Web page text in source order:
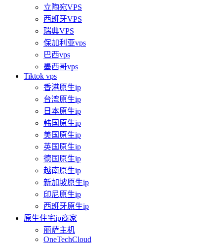
立陶宛VPS
西班牙VPS
瑞典VPS
保加利亚vps
巴西vps
墨西哥vps
Tiktok vps
香港原生ip
台湾原生ip
日本原生ip
韩国原生ip
美国原生ip
英国原生ip
德国原生ip
越南原生ip
新加坡原生ip
印尼原生ip
西班牙原生ip
原生住宅ip商家
丽萨主机
OneTechCloud